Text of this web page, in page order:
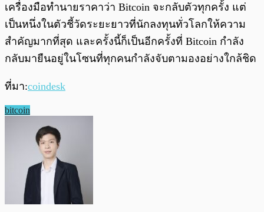
เครื่องมือทำนายราคาว่า Bitcoin จะกลับตัวทุกครั้ง แต่
เป็นหนึ่งในตัวชี้วัดระยะยาวที่นักลงทุนทั่วโลกให้ความ
สำคัญมากที่สุด และครั้งนี้ก็เป็นอีกครั้งที่ Bitcoin กำลัง
กลับมายืนอยู่ในโซนที่ทุกคนกำลังจับตามองอย่างใกล้ชิด
ที่มา:coindesk
bitcoin